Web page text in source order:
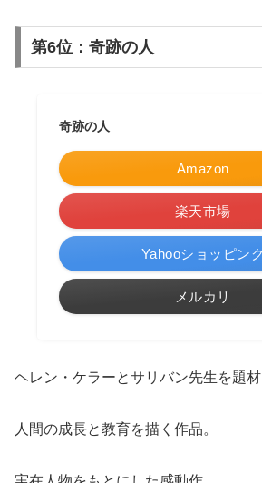
第6位：奇跡の人
奇跡の人
Amazon
楽天市場
Yahooショッピン
メルカリ
ヘレン・ケラーとサリバン先生を題材
人間の成長と教育を描く作品。